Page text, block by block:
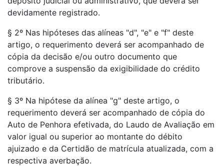
devidamente registrado.
§ 2º Nas hipóteses das alíneas "d", "e" e "f" deste
artigo, o requerimento deverá ser acompanhado de
cópia da decisão e/ou outro documento que
comprove a suspensão da exigibilidade do crédito
tributário.
§ 3º Na hipótese da alínea "g" deste artigo, o
requerimento deverá ser acompanhado de cópia do
Auto de Penhora efetivada, do Laudo de Avaliação em
valor igual ou superior ao montante do débito
ajuizado e da Certidão de matrícula atualizada, com a
respectiva averbação.